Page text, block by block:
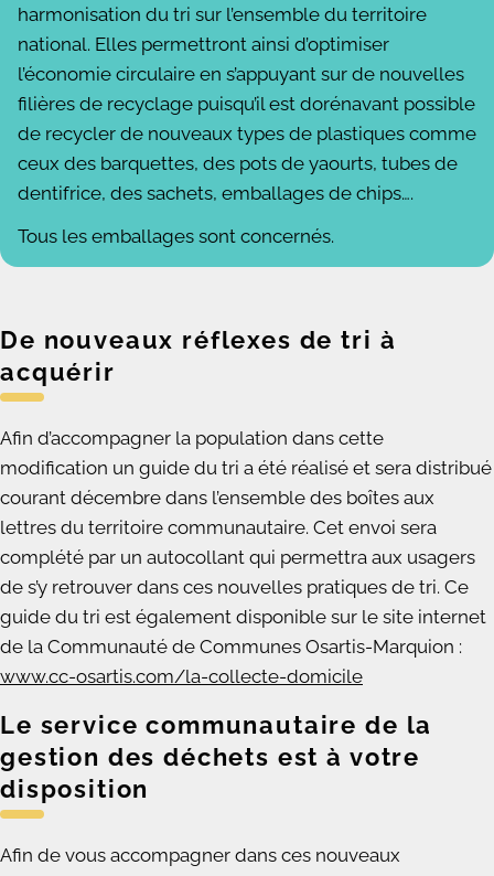
harmonisation du tri sur l’ensemble du territoire
national. Elles permettront ainsi d’optimiser
l’économie circulaire en s’appuyant sur de nouvelles
filières de recyclage puisqu’il est dorénavant possible
de recycler de nouveaux types de plastiques comme
ceux des barquettes, des pots de yaourts, tubes de
dentifrice, des sachets, emballages de chips….
Tous les emballages sont concernés.
De nouveaux réflexes de tri à
acquérir
Afin d’accompagner la population dans cette
modification un guide du tri a été réalisé et sera distribué
courant décembre dans l’ensemble des boîtes aux
lettres du territoire communautaire. Cet envoi sera
complété par un autocollant qui permettra aux usagers
de s’y retrouver dans ces nouvelles pratiques de tri. Ce
guide du tri est également disponible sur le site internet
de la Communauté de Communes Osartis-Marquion :
www.cc-osartis.com/la-collecte-domicile
Le service communautaire de la
gestion des déchets est à votre
disposition
Afin de vous accompagner dans ces nouveaux